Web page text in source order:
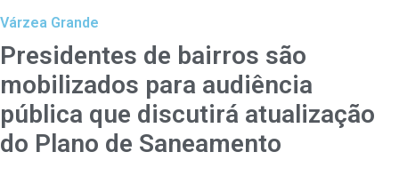
Várzea Grande
Presidentes de bairros são
mobilizados para audiência
pública que discutirá atualização
do Plano de Saneamento